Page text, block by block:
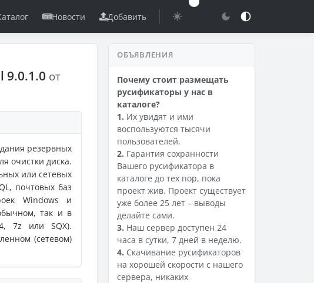
Новости Добавить
9.0.1.0 от
резервных
очистки диска.
или сетевых
почтовых баз
Windows и
так и в
7z или SQX).
(сетевом)
ОБЪЯВЛЕНИЯ
Почему стоит размещать
русификаторы у нас в
каталоге?
1. Их увидят и ими
воспользуются тысячи
пользователей.
2. Гарантия сохранности
Вашего русификатора в
каталоге до тех пор, пока
проект жив. Проект существует
уже более 25 лет – выводы
делайте сами.
3. Наш сервер доступен 24
часа в сутки, 7 дней в неделю.
4. Скачивание русификаторов
на хорошей скорости с нашего
сервера, никаких